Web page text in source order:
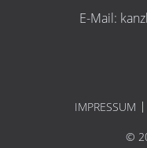
E-Mail: kanzl
IMPRESSUM
©